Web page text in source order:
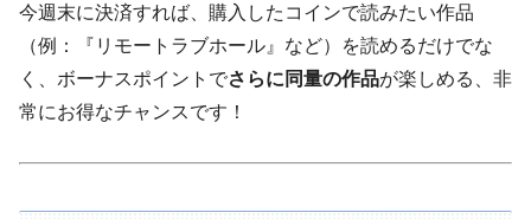
今週末に決済すれば、購入したコインで読みたい作品
（例：『リモートラブホール』など）を読めるだけでな
く、ボーナスポイントでさらに同量の作品が楽しめる、非
常にお得なチャンスです！